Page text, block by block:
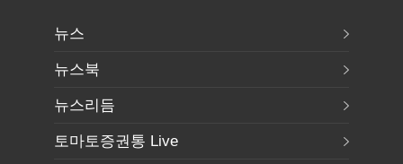
뉴스
뉴스북
뉴스리듬
토마토증권통 Live